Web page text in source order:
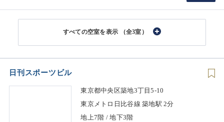
（全3室）
日刊スポーツビル
東京都中央区築地3丁目5-10
東京メトロ日比谷線 築地駅 2分
地上7階 / 地下3階